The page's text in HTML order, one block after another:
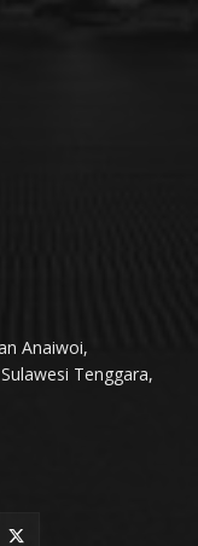
Anaiwoi,
Tenggara,